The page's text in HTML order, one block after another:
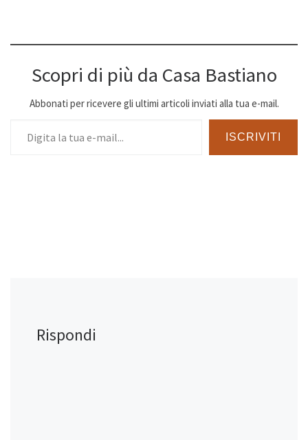
Scopri di più da Casa Bastiano
Abbonati per ricevere gli ultimi articoli inviati alla tua e-mail.
ISCRIVITI
Rispondi